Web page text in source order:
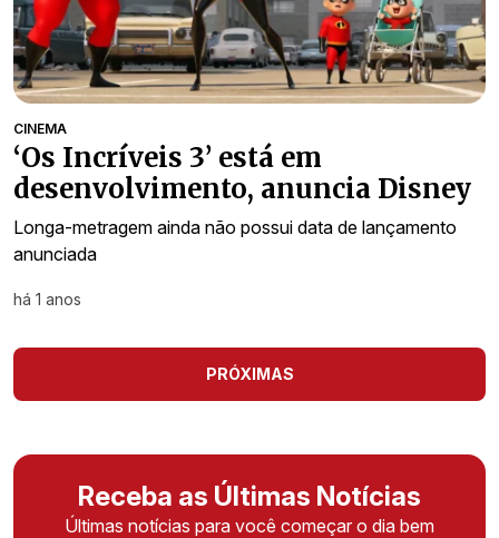
CINEMA
‘Os Incríveis 3’ está em
desenvolvimento, anuncia Disney
Longa-metragem ainda não possui data de lançamento
anunciada
há 1 anos
PRÓXIMAS
Receba as Últimas Notícias
Últimas notícias para você começar o dia bem